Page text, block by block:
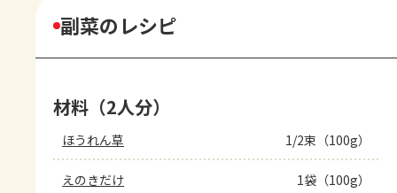
副菜のレシピ
材料（2人分）
ほうれん草 1/2束（100g）
えのきだけ 1袋（100g）